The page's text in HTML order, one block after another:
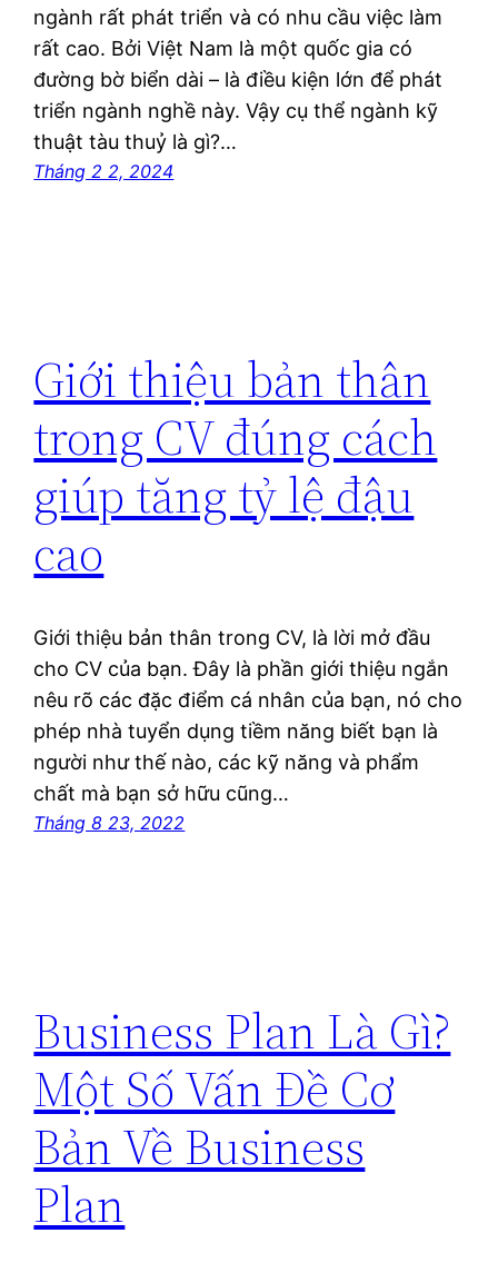
ngành rất phát triển và có nhu cầu việc làm
rất cao. Bởi Việt Nam là một quốc gia có
đường bờ biển dài – là điều kiện lớn để phát
triển ngành nghề này. Vậy cụ thể ngành kỹ
thuật tàu thuỷ là gì?…
Tháng 2 2, 2024
Giới thiệu bản thân
trong CV đúng cách
giúp tăng tỷ lệ đậu
cao
Giới thiệu bản thân trong CV, là lời mở đầu
cho CV của bạn. Đây là phần giới thiệu ngắn
nêu rõ các đặc điểm cá nhân của bạn, nó cho
phép nhà tuyển dụng tiềm năng biết bạn là
người như thế nào, các kỹ năng và phẩm
chất mà bạn sở hữu cũng…
Tháng 8 23, 2022
Business Plan Là Gì?
Một Số Vấn Đề Cơ
Bản Về Business
Plan